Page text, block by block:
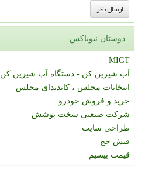
دوستان نیوباکس
MIGT
آب شیرین کن - دستگاه آب شیرین کن
انتخابات مجلس ، کاندیدای مجلس
خرید و فروش خودرو
شرکت صنعتی سخت پوشش
طراحی سایت
فیش حج
قیمت بیسیم